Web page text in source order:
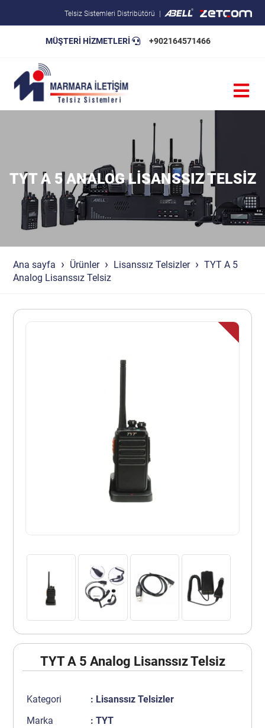
Telsiz Sistemleri Distribütörü
MÜŞTERİ HİZMETLERİ +902164571466
TYT A 5 ANALOG LISANSSIZ TELSIZ
Ana sayfa Ürünler Lisanssız Telsizler
TYT A 5
Analog Lisanssız Telsiz
TYT A 5 Analog Lisanssız Telsiz
Kategori : Lisanssız Telsizler
Marka
: TYT